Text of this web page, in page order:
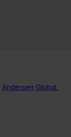
Andersen Global ,